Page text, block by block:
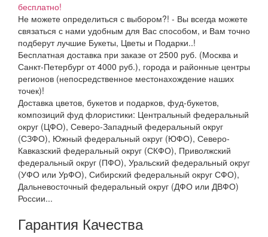
бесплатно!
Не можете определиться с выбором?! - Вы всегда можете
связаться с нами удобным для Вас способом, и Вам точно
подберут лучшие Букеты, Цветы и Подарки..!
Бесплатная доставка при заказе от 2500 руб. (Москва и
Санкт-Петербург от 4000 руб.), города и районные центры
регионов (непосредственное местонахождение наших
точек)!
Доставка цветов, букетов и подарков, фуд-букетов,
композиций фуд флористики: Центральный федеральный
округ (ЦФО), Северо-Западный федеральный округ
(СЗФО), Южный федеральный округ (ЮФО), Северо-
Кавказский федеральный округ (СКФО), Приволжский
федеральный округ (ПФО), Уральский федеральный округ
(УФО или УрФО), Сибирский федеральный округ СФО),
Дальневосточный федеральный округ (ДФО или ДВФО)
России...
Гарантия Качества